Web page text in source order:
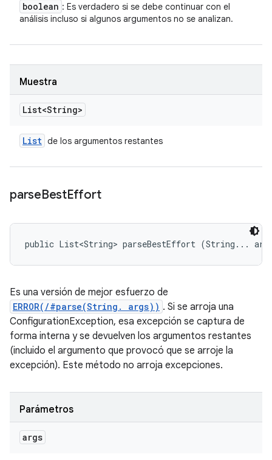
boolean : Es verdadero si se debe continuar con el
análisis incluso si algunos argumentos no se analizan.
Muestra
List<String>
List de los argumentos restantes
parseBestEffort
public List<String> parseBestEffort (String...
Es una versión de mejor esfuerzo de
ERROR(/#parse(String. args)) . Si se arroja una
ConfigurationException, esa excepción se captura de
forma interna y se devuelven los argumentos restantes
(incluido el argumento que provocó que se arroje la
excepción). Este método no arroja excepciones.
Parámetros
args